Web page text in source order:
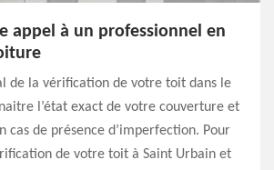
appel à un professionnel en
de la vérification de votre toit dans le
l’état exact de votre couverture et
cas de présence d’imperfection. Pour
de votre toit à Saint Urbain et